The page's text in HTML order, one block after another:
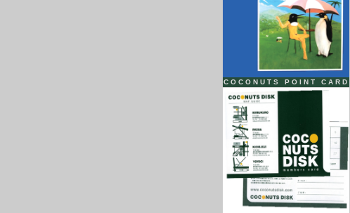
COCONUTS POINT CARD